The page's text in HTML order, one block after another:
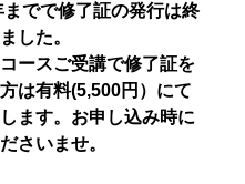
でで修了証の発行は終
した。
ースご受講で修了証を
は有料(5,500円）にて
ます。お申し込み時に
さいませ。